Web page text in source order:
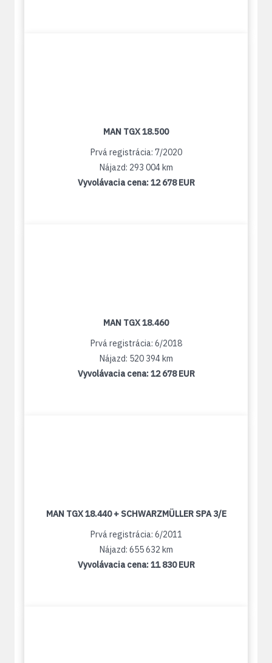
MAN TGX 18.500
Prvá registrácia: 7/2020
Nájazd: 293 004 km
Vyvolávacia cena:12 678 EUR
MAN TGX 18.460
Prvá registrácia: 6/2018
Nájazd: 520 394 km
Vyvolávacia cena:12 678 EUR
MAN TGX 18.440 + SCHWARZMÜLLER SPA 3/E
Prvá registrácia: 6/2011
Nájazd: 655 632 km
Vyvolávacia cena:11 830 EUR